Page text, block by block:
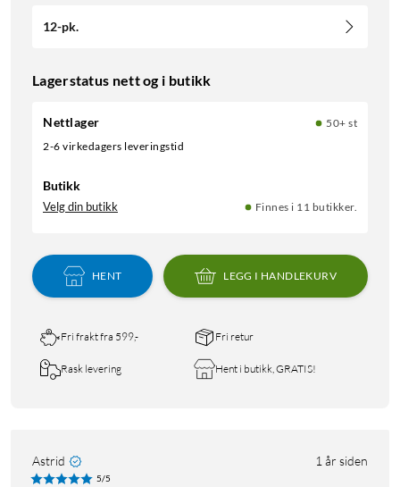
12-pk.
Lagerstatus nett og i butikk
Nettlager
50+ st
2-6 virkedagers leveringstid
Butikk
Velg din butikk Finnes i 11 butikker.
HENT LEGG I HANDLEKURV
Fri frakt fra 599,- Fri retur
Rask levering Hent i butikk, GRATIS!
Astrid 1 år siden
5/5